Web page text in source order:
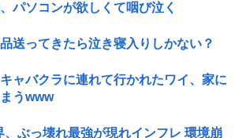
パソコンが欲しくて咽び泣く
送ってきたら泣き寝入りしかない？
キャバクラに連れて行かれたワイ、家に
うwww
、ぶっ壊れ最強が現れインフレ 環境崩